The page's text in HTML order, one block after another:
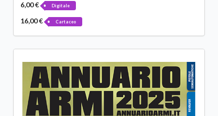
6,00 € Digitale
16,00 € Cartaceo